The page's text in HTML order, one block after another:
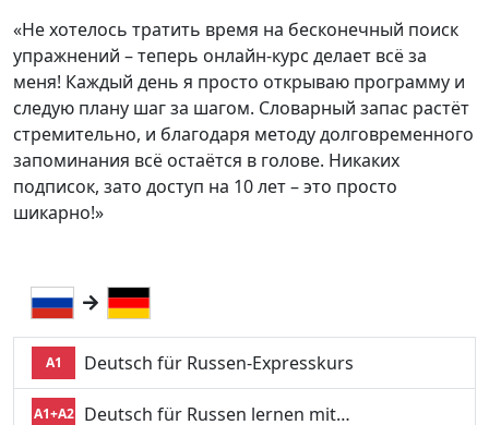
«Не хотелось тратить время на бесконечный поиск
упражнений – теперь онлайн-курс делает всё за
меня! Каждый день я просто открываю программу и
следую плану шаг за шагом. Словарный запас растёт
стремительно, и благодаря методу долговременного
запоминания всё остаётся в голове. Никаких
подписок, зато доступ на 10 лет – это просто
шикарно!»
A1 Deutsch für Russen-Expresskurs
A1+A2 Deutsch für Russen lernen mit…